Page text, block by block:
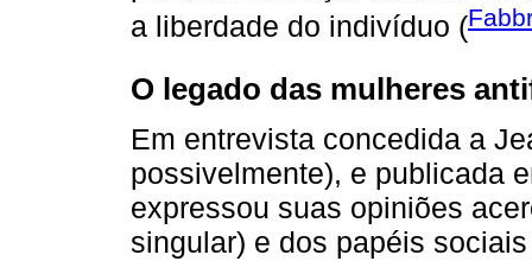
a liberdade do indivíduo (
O legado das mulheres
Em entrevista concedida a
possivelmente), e publicada
expressou suas opiniões
singular) e dos papéis